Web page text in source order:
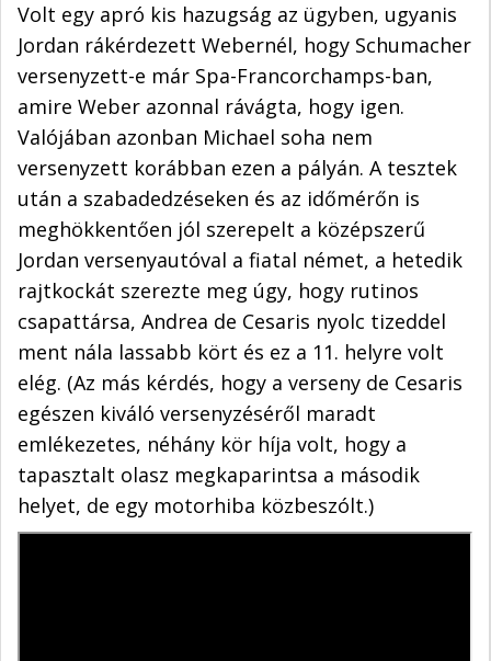
Volt egy apró kis hazugság az ügyben, ugyanis
Jordan rákérdezett Webernél, hogy Schumacher
versenyzett-e már Spa-Francorchamps-ban,
amire Weber azonnal rávágta, hogy igen.
Valójában azonban Michael soha nem
versenyzett korábban ezen a pályán. A tesztek
után a szabadedzéseken és az időmérőn is
meghökkentően jól szerepelt a középszerű
Jordan versenyautóval a fiatal német, a hetedik
rajtkockát szerezte meg úgy, hogy rutinos
csapattársa, Andrea de Cesaris nyolc tizeddel
ment nála lassabb kört és ez a 11. helyre volt
elég. (Az más kérdés, hogy a verseny de Cesaris
egészen kiváló versenyzéséről maradt
emlékezetes, néhány kör híja volt, hogy a
tapasztalt olasz megkaparintsa a második
helyet, de egy motorhiba közbeszólt.)